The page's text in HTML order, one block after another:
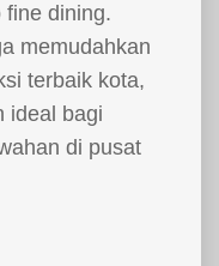
fine dining.
memudahkan
terbaik kota,
ideal bagi
di pusat